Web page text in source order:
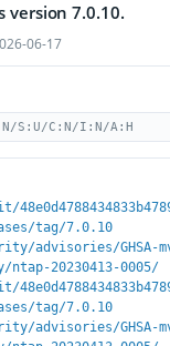
version 7.0.10.
06-17
S:U/C:N/I:N/A:H
tag/7.0.10
GHSA-
20230413-0005/
tag/7.0.10
GHSA-